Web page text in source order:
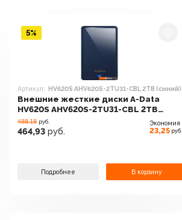
Артикул: HV620S AHV620S-2TU31-CBL 2TB (синий)
Внешние жесткие диски A-Data
HV620S AHV620S-2TU31-CBL 2TB
(синий)
488.18 руб.
464,93 руб.
Экономия
23,25 руб.
Подробнее В корзину
5%